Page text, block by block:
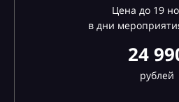
Цена до 19
в дни
24
рублей